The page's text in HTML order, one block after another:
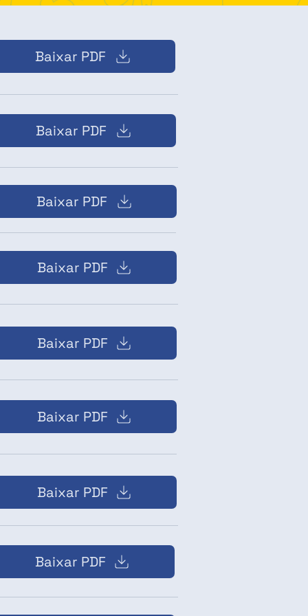
Baixar PDF
Baixar PDF
Baixar PDF
Baixar PDF
Baixar PDF
Baixar PDF
Baixar PDF
Baixar PDF